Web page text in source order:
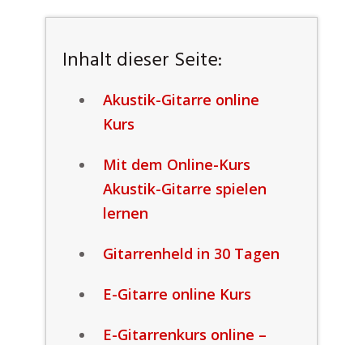
Inhalt dieser Seite:
Akustik-Gitarre online
Kurs
Mit dem Online-Kurs
Akustik-Gitarre spielen
lernen
Gitarrenheld in 30 Tagen
E-Gitarre online Kurs
E-Gitarrenkurs online –